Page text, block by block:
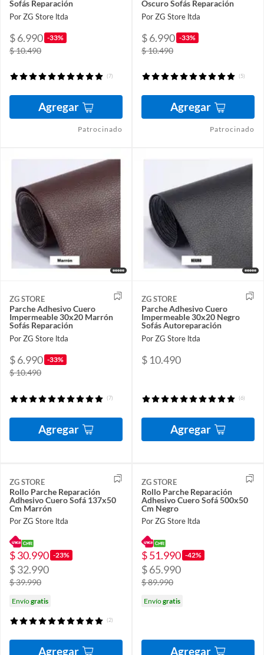
Sofás Reparación
Por ZG Store ltda
$ 6.990 -33%
$ 10.490
(7)
Agregar
Patrocinado
Oscuro Sofás Reparación
Por ZG Store ltda
$ 6.990 -33%
$ 10.490
(5)
Agregar
Patrocinado
ZG STORE
Parche Adhesivo Cuero
Impermeable 30x20 Marrón
Sofás Reparación
Por ZG Store ltda
$ 6.990 -33%
$ 10.490
(7)
Agregar
ZG STORE
Parche Adhesivo Cuero
Impermeable 30x20 Negro
Sofás Autoreparación
Por ZG Store ltda
$ 10.490
(6)
Agregar
ZG STORE
Rollo Parche Reparación
Adhesivo Cuero Sofá 137x50
Cm Marrón
Por ZG Store ltda
$ 30.990 -23%
$ 32.990
$ 39.990
Envíogratis
(2)
Agregar
ZG STORE
Rollo Parche Reparación
Adhesivo Cuero Sofá 500x50
Cm Negro
Por ZG Store ltda
$ 51.990 -42%
$ 65.990
$ 89.990
Envíogratis
Agregar